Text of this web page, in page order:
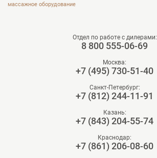
массажное оборудование
Отдел по работе с дилерами:
8 800 555-06-69
Москва:
+7 (495) 730-51-40
Санкт-Петербург:
+7 (812) 244-11-91
Казань:
+7 (843) 204-55-74
Краснодар:
+7 (861) 206-08-60